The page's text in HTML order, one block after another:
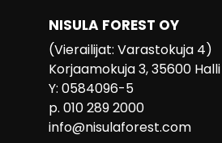
NISULA FOREST OY
(Vierailijat: Varastokuja 4)
Korjaamokuja 3, 35600 Halli
Y: 0584096-5
p. 010 289 2000
info@nisulaforest.com